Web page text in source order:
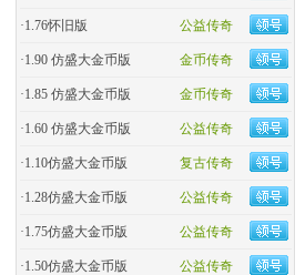
公益传奇
·1.76怀旧版
金币传奇
·1.90 仿盛大金币版
金币传奇
·1.85 仿盛大金币版
公益传奇
·1.60 仿盛大金币版
复古传奇
·1.10仿盛大金币版
公益传奇
·1.28仿盛大金币版
公益传奇
·1.75仿盛大金币版
公益传奇
·1.50仿盛大金币版